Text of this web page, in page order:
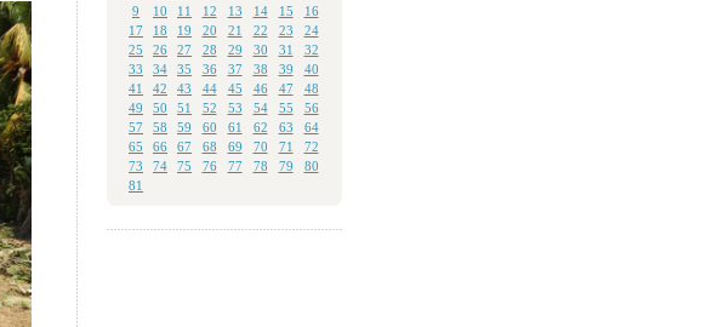
9
10 11 12 13 14 15
16
17
18 19 20 21 22 23
24
25
26 27 28 29 30 31
32
33
34 35 36 37 38 39
40
41
42 43 44 45 46 47
48
49
50 51 52 53 54 55
56
57
58 59 60 61 62 63
64
65
66 67 68 69 70 71
72
73
74 75 76 77 78 79
80
81